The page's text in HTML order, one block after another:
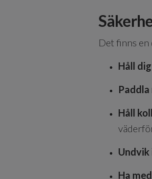
Det finns en
Håll
Paddla
Håll
Undvik
Ha